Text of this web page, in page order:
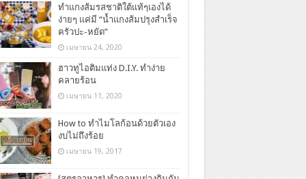
ทำแกงส้มรสชาติใต้แท้ๆเองได้
ง่ายๆ แค่มี “น้ำแกงส้มปรุงสำเร็จ
ครัวปะ-หยัด”
เมษายน 24, 2020
ฮาวทูไอติมแท่ง D.I.Y. ทำง่าย
คลายร้อน
เมษายน 11, 2020
How to ทำไมโลก้อนด้วยตัวเอง
งบไม่ถึงร้อย
เมษายน 19, 2017